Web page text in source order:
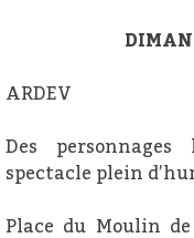
ARDEV
Des
spectacle plein
Place du Moulin